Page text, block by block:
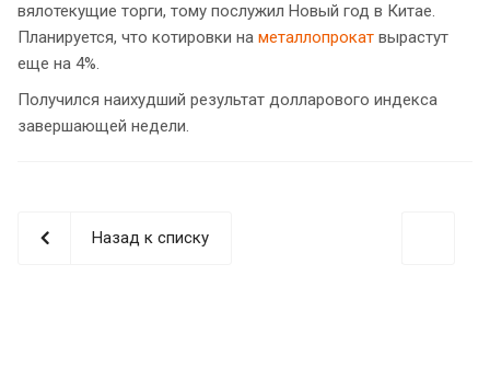
вялотекущие торги, тому послужил Новый год в Китае.
Планируется, что котировки на металлопрокат вырастут
еще на 4%.
Получился наихудший результат долларового индекса
завершающей недели.
Назад к списку